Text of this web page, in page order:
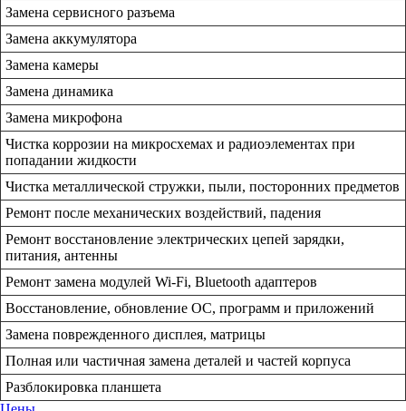
Замена сервисного разъема
Замена аккумулятора
Замена камеры
Замена динамика
Замена микрофона
Чистка коррозии на микросхемах и радиоэлементах при
попадании жидкости
Чистка металлической стружки, пыли, посторонних предметов
Ремонт после механических воздействий, падения
Ремонт восстановление электрических цепей зарядки,
питания, антенны
Ремонт замена модулей Wi-Fi, Bluetooth адаптеров
Восстановление, обновление ОС, программ и приложений
Замена поврежденного дисплея, матрицы
Полная или частичная замена деталей и частей корпуса
Разблокировка планшета